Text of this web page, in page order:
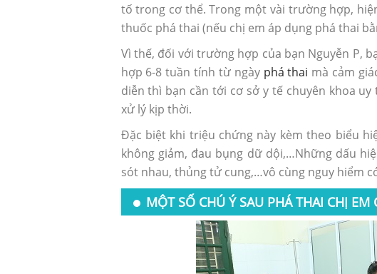
tố trong cơ thể. Trong một vài trường hợp,
thuốc phá thai (nếu chị em áp dụng phá thai
Vì thế, đối với trường hợp của bạn Nguyễn P,
hợp 6-8 tuần tính từ ngày phá thai mà cảm
diễn thì bạn cần tới cơ sở y tế chuyên khoa
xử lý kịp thời.
Đặc biệt khi triệu chứng này kèm theo biểu
không giảm, đau bụng dữ dội,…Những dấu
sót nhau, thủng tử cung,…vô cùng nguy hiểm
MỘT SỐ CHÚ Ý SAU PHÁ THAI CHỊ EM
Sau phá thai có nên uống thuốc tránh
thai?